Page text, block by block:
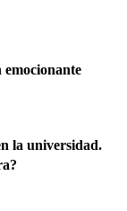
la universidad.